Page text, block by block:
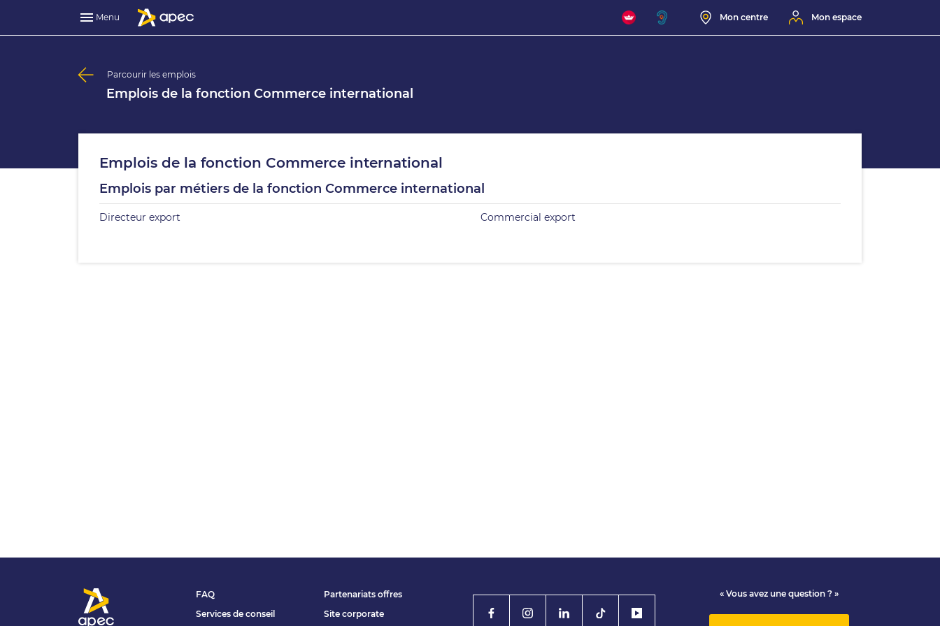
Menu Mon centre Mon espace
Parcourir les emplois
Emplois de la fonction Commerce international
Emplois de la fonction Commerce international
Emplois par métiers de la fonction Commerce international
Directeur export Commercial export
FAQ
Services de conseil
Partenariats offres
Site corporate
« Vous avez une question ? »